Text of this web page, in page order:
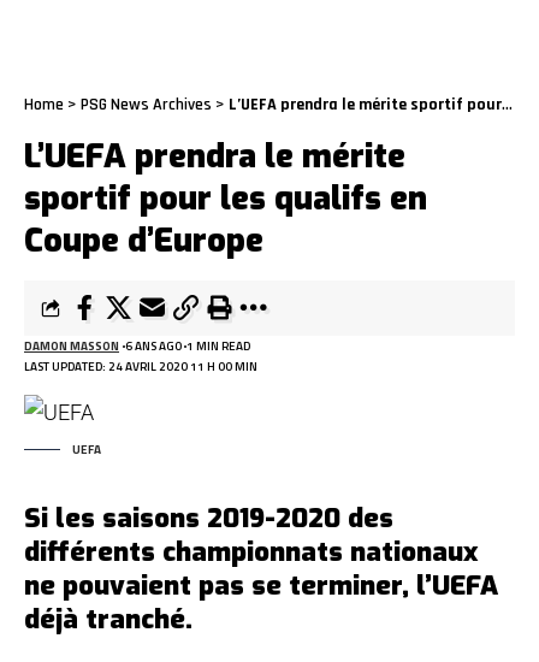
Home > PSG News Archives > L’UEFA prendra le mérite sportif pour les qualifs en Coupe d’Europe
L’UEFA prendra le mérite
sportif pour les qualifs en
Coupe d’Europe
LAST UPDATED: 24 AVRIL 2020 11 H 00 MIN
DAMON MASSON 6 ANS AGO 1 MIN READ
UEFA
Si les saisons 2019-2020 des
différents championnats nationaux
ne pouvaient pas se terminer, l’UEFA
déjà tranché.